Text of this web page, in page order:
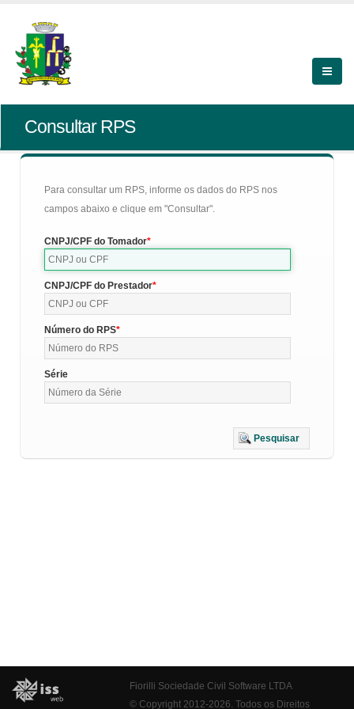
Consultar RPS
Para consultar um RPS, informe os dados do RPS nos
campos abaixo e clique em "Consultar".
CNPJ/CPF do Tomador
CNPJ/CPF do Prestador
Número do RPS
Série
Pesquisar
Fiorilli Sociedade Civil Software LTDA
© Copyright 2012-2026. Todos os Direitos